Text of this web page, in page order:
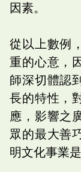
因素。
從以上數例
重的心意，
師深切體認
長的特性，
應，影響之
眾的最大善
明文化事業